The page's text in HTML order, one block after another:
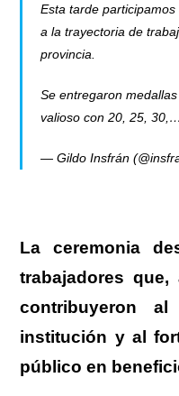
Esta tarde
a la trayectoria de
provincia.
Se entregaron
valioso con 20, 25,
— Gildo Insfrán
La ceremonia
trabajadores
contribuyeron
institución y al
público en